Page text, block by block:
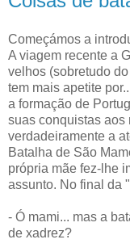
Começámos a
A viagem recente a
velhos (sobretudo
tem mais apetite
a formação de
suas conquistas aos
verdadeiramente a
Batalha de São
própria mãe fez-lhe
assunto. No final da
- Ó mami... mas a
de xadrez?